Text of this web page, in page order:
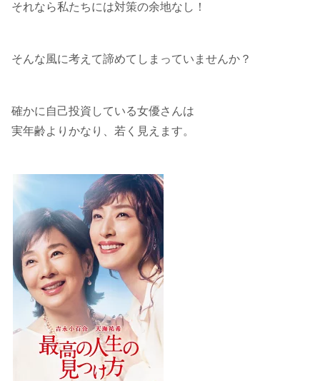
それなら私たちには対策の余地なし！
そんな風に考えて諦めてしまっていませんか？
確かに自己投資している女優さんは
実年齢よりかなり、若く見えます。